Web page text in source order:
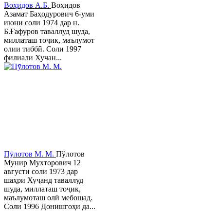
Воҳидов А.Б. Воҳидов
Азамат Баҳодурович 6-уми
июни соли 1974 дар н.
Б.Ғафуров таваллуд шуда,
миллаташ тоҷик, маълумот
олии тиббӣ. Соли 1997
филиали Хучан...
Пӯлотов М. М. Пўлотов
Мунир Мухторович 12
августи соли 1973 дар
шаҳри Хуҷанд таваллуд
шуда, миллаташ тоҷик,
маълумоташ олӣ мебошад.
Соли 1996 Донишгоҳи да...